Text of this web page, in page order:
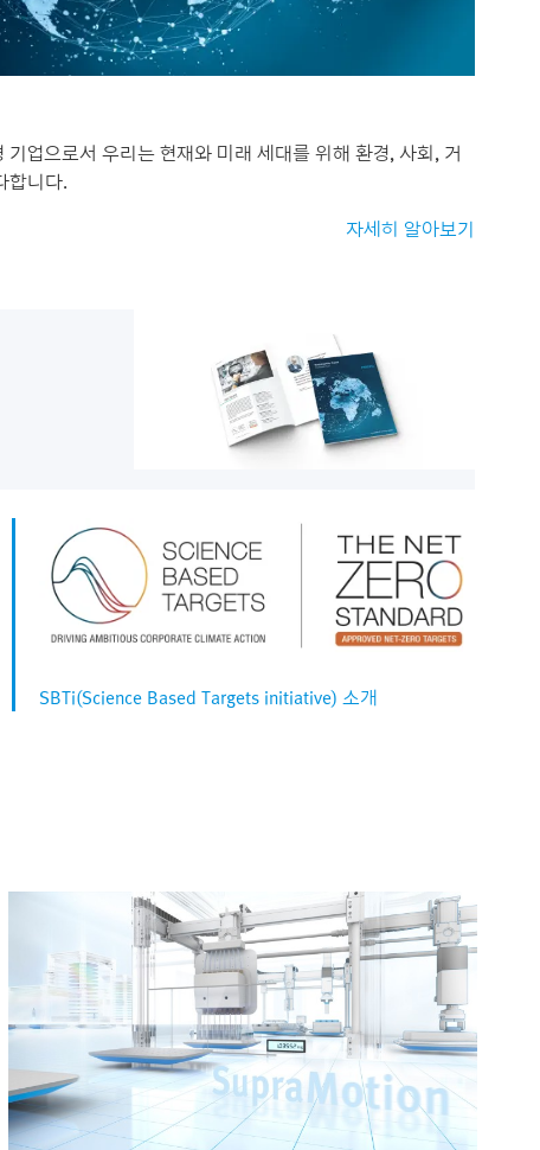
업으로서 우리는 현재와 미래 세대를 위해 환경, 사회, 거
합니다.
자세히 알아보기
SBTi(Science Based Targets initiative) 소개